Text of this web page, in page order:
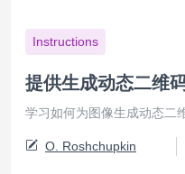
Instructions
提供生成动态二维
学习如何为图像生成动态二
O. Roshchupkin